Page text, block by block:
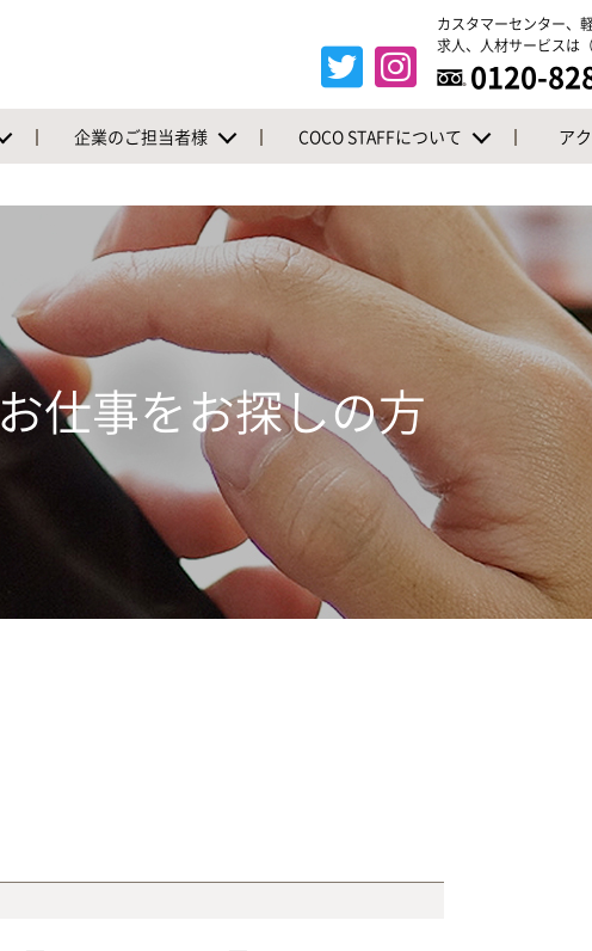
カスタマーセンター、
求人、人材サービスは
0120-
企業のご担当者様 COCO STAFFについて ア
お仕事をお探しの方